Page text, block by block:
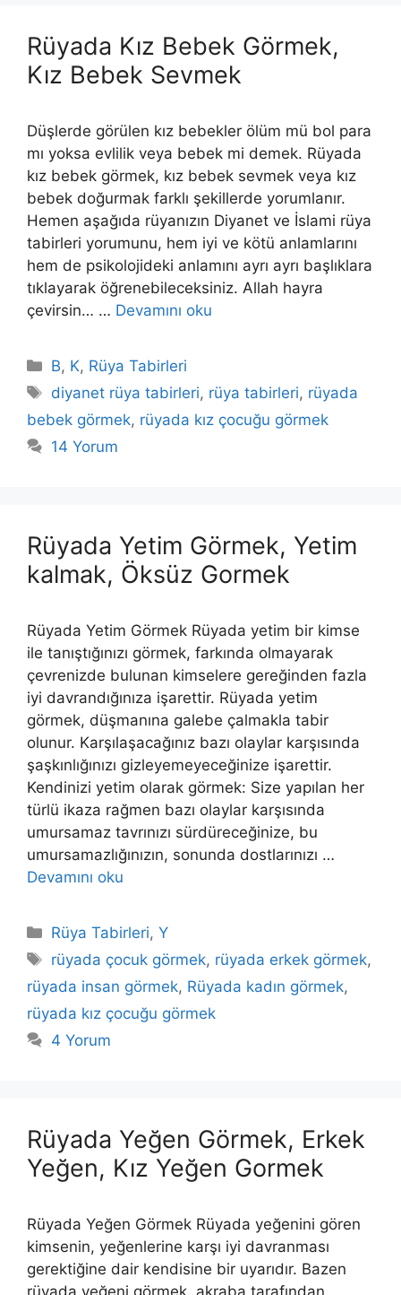
Rüyada Kız Bebek Görmek,
Kız Bebek Sevmek
Düşlerde görülen kız bebekler ölüm mü bol para
mı yoksa evlilik veya bebek mi demek. Rüyada
kız bebek görmek, kız bebek sevmek veya kız
bebek doğurmak farklı şekillerde yorumlanır.
Hemen aşağıda rüyanızın Diyanet ve İslami rüya
tabirleri yorumunu, hem iyi ve kötü anlamlarını
hem de psikolojideki anlamını ayrı ayrı başlıklara
tıklayarak öğrenebileceksiniz. Allah hayra
çevirsin… … Devamını oku
Kategoriler
B, K, Rüya Tabirleri
Etiketler
diyanet rüya tabirleri, rüya tabirleri, rüyada
bebek görmek, rüyada kız çocuğu görmek
14 Yorum
Rüyada Yetim Görmek, Yetim
kalmak, Öksüz Gormek
Rüyada Yetim Görmek Rüyada yetim bir kimse
ile tanıştığınızı görmek, farkında olmayarak
çevrenizde bulunan kimselere gereğinden fazla
iyi davrandığınıza işarettir. Rüyada yetim
görmek, düşmanına galebe çalmakla tabir
olunur. Karşılaşacağınız bazı olaylar karşısında
şaşkınlığınızı gizleyemeyeceğinize işarettir.
Kendinizi yetim olarak görmek: Size yapılan her
türlü ikaza rağmen bazı olaylar karşısında
umursamaz tavrınızı sürdüreceği­nize, bu
umursamazlığınızın, sonunda dostlarınızı …
Devamını oku
Kategoriler
Rüya Tabirleri,Y
Etiketler
rüyada çocuk görmek, rüyada erkek görmek,
rüyada insan görmek, Rüyada kadın görmek,
rüyada kız çocuğu görmek
4 Yorum
Rüyada Yeğen Görmek, Erkek
Yeğen, Kız Yeğen Gormek
Rüyada Yeğen Görmek Rüyada yeğenini gören
kimsenin, yeğenlerine karşı iyi davranması
gerektiğine dair kendisine bir uyarıdır. Bazen
rüyada yeğeni görmek, akraba tarafından